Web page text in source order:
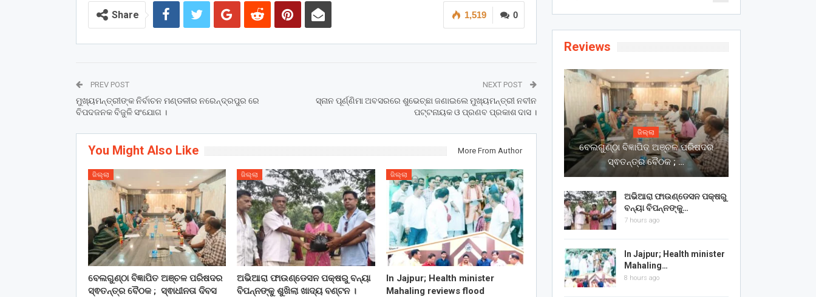
0
1,519
Share
PREV POST
ମୁଖ୍ୟମନ୍ତ୍ରୀଙ୍କ ନିର୍ବାଚନ ମଣ୍ଡଳୀର ନରେନ୍ଦ୍ରପୁର ରେ
ବିପଦଜନକ ବିଜୁଳି ସଂଯୋଗ ।
NEXT POST
ସ୍ନାନ ପୂର୍ଣ୍ଣିମା ଅବସରରେ ଶୁଭେଚ୍ଛା ଜଣାଇଲେ ମୁଖ୍ୟମନ୍ତ୍ରୀ ନବୀନ
ପଟ୍ଟନାୟକ ଓ ପ୍ରଣବ ପ୍ରକାଶ ଦାସ ।
You Might Also Like More From Author
ଜିଲ୍ଲା
ବେଲଗୁଣ୍ଠା ବିଜ୍ଞାପିତ ଅଞ୍ଚଳ ପରିଷଦର
ସ୍ଵତନ୍ତ୍ର ବୈଠକ ; ସ୍ଵାଧୀନତା ଦିବସ
ଜିଲ୍ଲା
ଅଭିଆରା ଫାଉଣ୍ଡେସନ ପକ୍ଷରୁ ବନ୍ୟା
ବିପନ୍ନଙ୍କୁ ଶୁଖିଲା ଖାଦ୍ୟ ବଣ୍ଟନ ।
ଜିଲ୍ଲା
In Jajpur; Health minister
Mahaling reviews flood
Reviews
ଜିଲ୍ଲା
ବେଲଗୁଣ୍ଠା ବିଜ୍ଞାପିତ ଅଞ୍ଚଳ ପରିଷଦର
ସ୍ଵତନ୍ତ୍ର ବୈଠକ ; …
ଅଭିଆରା ଫାଉଣ୍ଡେସନ ପକ୍ଷରୁ
ବନ୍ୟା ବିପନ୍ନଙ୍କୁ…
7 hours ago
In Jajpur; Health minister
Mahaling…
8 hours ago